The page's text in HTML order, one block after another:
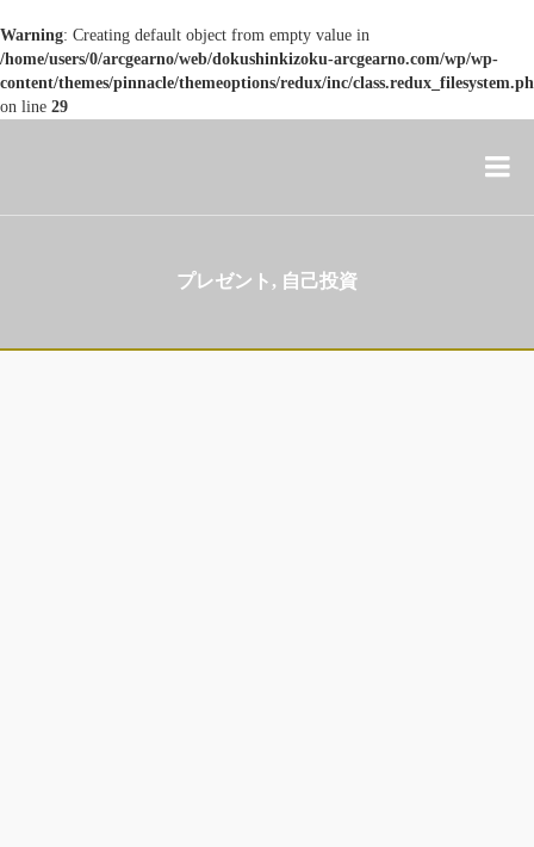
Warning: Creating default object from empty value in
/home/users/0/arcgearno/web/dokushinkizoku-arcgearno.com/wp/wp-
content/themes/pinnacle/themeoptions/redux/inc/
on line 29
プレゼント, 自己投資